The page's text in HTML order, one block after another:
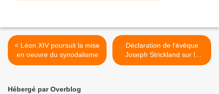
< Léon XIV poursuit la mise
en oeuvre du synodalisme
Déclaration de l'évêque
Joseph Strickland sur la
"mafia lavande" et la "mafia
Hébergé par Overblog